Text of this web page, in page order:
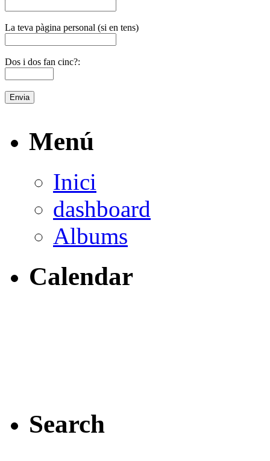
La teva pàgina personal (si en tens)
Dos i dos fan cinc?:
Menú
Inici
dashboard
Albums
Calendar
Search